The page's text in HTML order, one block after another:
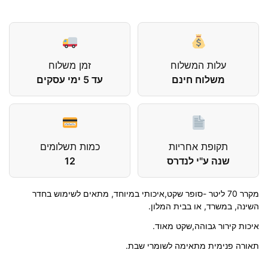
עלות המשלוח
משלוח חינם
זמן משלוח
עד 5 ימי עסקים
תקופת אחריות
שנה ע"י לנדרס
כמות תשלומים
12
מקרר 70 ליטר -סופר שקט,איכותי במיוחד, מתאים לשימוש בחדר
השינה, במשרד, או בבית המלון.
איכות קירור גבוהה,שקט מאוד.
תאורה פנימית מתאימה לשומרי שבת.